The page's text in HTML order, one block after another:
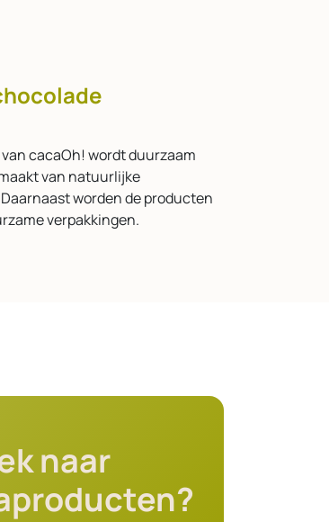
cacaOh! wordt duurzaam
van natuurlijke
worden de producten
verpakkingen.
naar